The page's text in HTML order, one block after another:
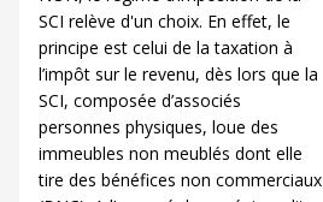
SCI relève d'un choix. En effet, le
principe est celui de la taxation à
l’impôt sur le revenu, dès lors que la
SCI, composée d’associés
personnes physiques, loue des
immeubles non meublés dont elle
tire des bénéfices non commerciaux